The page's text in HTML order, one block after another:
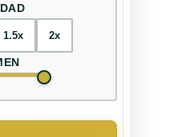
1.5x 2x